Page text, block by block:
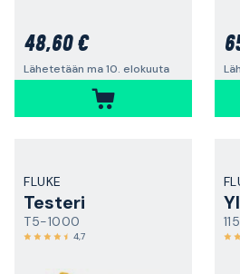
48,60 €
Lähetetään ma 10. elokuuta
FLUKE
Testeri
T5-1000
4,7